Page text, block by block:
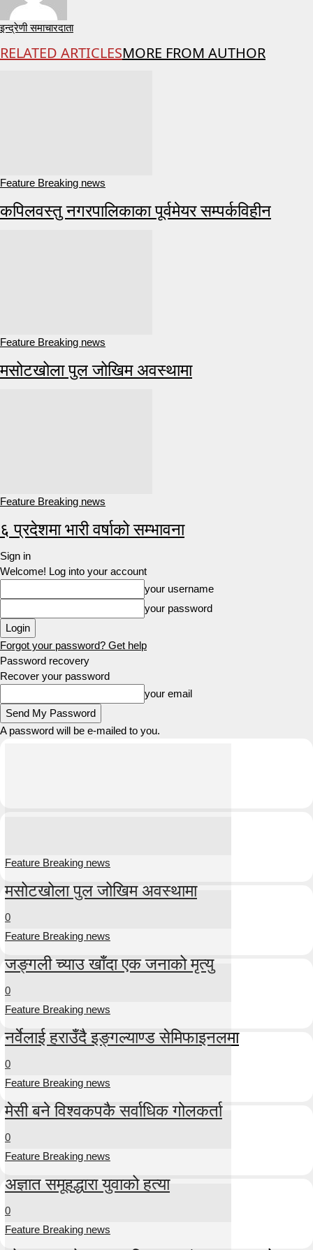
इन्द्रेणी समाचारदाता
RELATED ARTICLESMORE FROM AUTHOR
Feature Breaking news
कपिलवस्तु नगरपालिकाका पूर्वमेयर सम्पर्कविहीन
Feature Breaking news
मसोटखोला पुल जोखिम अवस्थामा
Feature Breaking news
६ प्रदेशमा भारी वर्षाको सम्भावना
Sign in
Welcome! Log into your account
your username
your password
Forgot your password? Get help
Password recovery
Recover your password
your email
A password will be e-mailed to you.
Feature Breaking news
मसोटखोला पुल जोखिम अवस्थामा
0
Feature Breaking news
जङ्गली च्याउ खाँदा एक जनाको मृत्यु
0
Feature Breaking news
नर्वेलाई हराउँदै इङ्गल्याण्ड सेमिफाइनलमा
0
Feature Breaking news
मेसी बने विश्वकपकै सर्वाधिक गोलकर्ता
0
Feature Breaking news
अज्ञात समूहद्धारा युवाको हत्या
0
Feature Breaking news